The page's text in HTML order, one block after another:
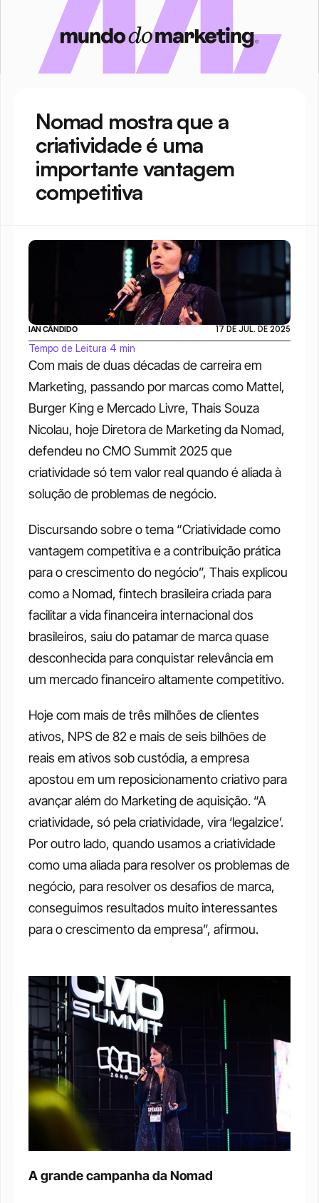
Nomad mostra que a
criatividade é uma
importante vantagem
competitiva
Com mais de duas décadas de carreira em
Marketing, passando por marcas como Mattel,
Burger King e Mercado Livre, Thais Souza
Nicolau, hoje Diretora de Marketing da Nomad,
defendeu no CMO Summit 2025 que
criatividade só tem valor real quando é aliada à
solução de problemas de negócio.
Discursando sobre o tema “Criatividade como
vantagem competitiva e a contribuição prática
para o crescimento do negócio”, Thais explicou
como a Nomad, fintech brasileira criada para
facilitar a vida financeira internacional dos
brasileiros, saiu do patamar de marca quase
desconhecida para conquistar relevância em
um mercado financeiro altamente competitivo.
Hoje com mais de três milhões de clientes
ativos, NPS de 82 e mais de seis bilhões de
reais em ativos sob custódia, a empresa
apostou em um reposicionamento criativo para
avançar além do Marketing de aquisição. “A
criatividade, só pela criatividade, vira ‘legalzice’.
Por outro lado, quando usamos a criatividade
como uma aliada para resolver os problemas de
negócio, para resolver os desafios de marca,
conseguimos resultados muito interessantes
para o crescimento da empresa”, afirmou.
A grande campanha da Nomad
IAN CÂNDIDO 17 DE JUL. DE 2025
Tempo de Leitura 4 min